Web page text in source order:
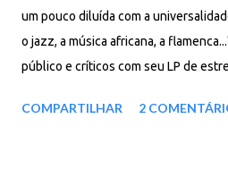
um pouco diluída com a
o jazz, a música africana, a
público e críticos com seu LP de
artista completo. O disco "Djavan" é
COMPARTILHAR 2